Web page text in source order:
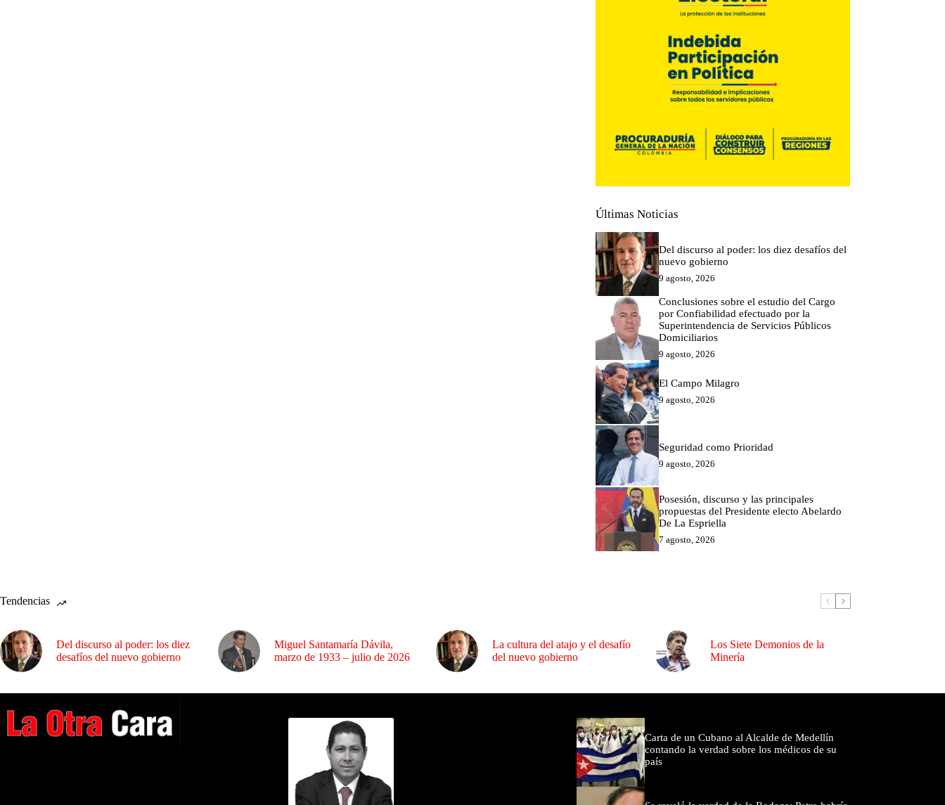
Últimas Noticias
Del discurso al poder: los diez desafíos del
nuevo gobierno
9 agosto, 2026
Conclusiones sobre el estudio del Cargo
por Confiabilidad efectuado por la
Superintendencia de Servicios Públicos
Domiciliarios
9 agosto, 2026
El Campo Milagro
9 agosto, 2026
Seguridad como Prioridad
9 agosto, 2026
Posesión, discurso y las principales
propuestas del Presidente electo Abelardo
De La Espriella
7 agosto, 2026
Tendencias
Del discurso al poder: los diez
desafíos del nuevo gobierno
Miguel Santamaría Dávila,
marzo de 1933 – julio de 2026
La cultura del atajo y el desafío
del nuevo gobierno
Los Siete Demonios de la
Minería
Carta de un Cubano al Alcalde de Medellín
contando la verdad sobre los médicos de su
país